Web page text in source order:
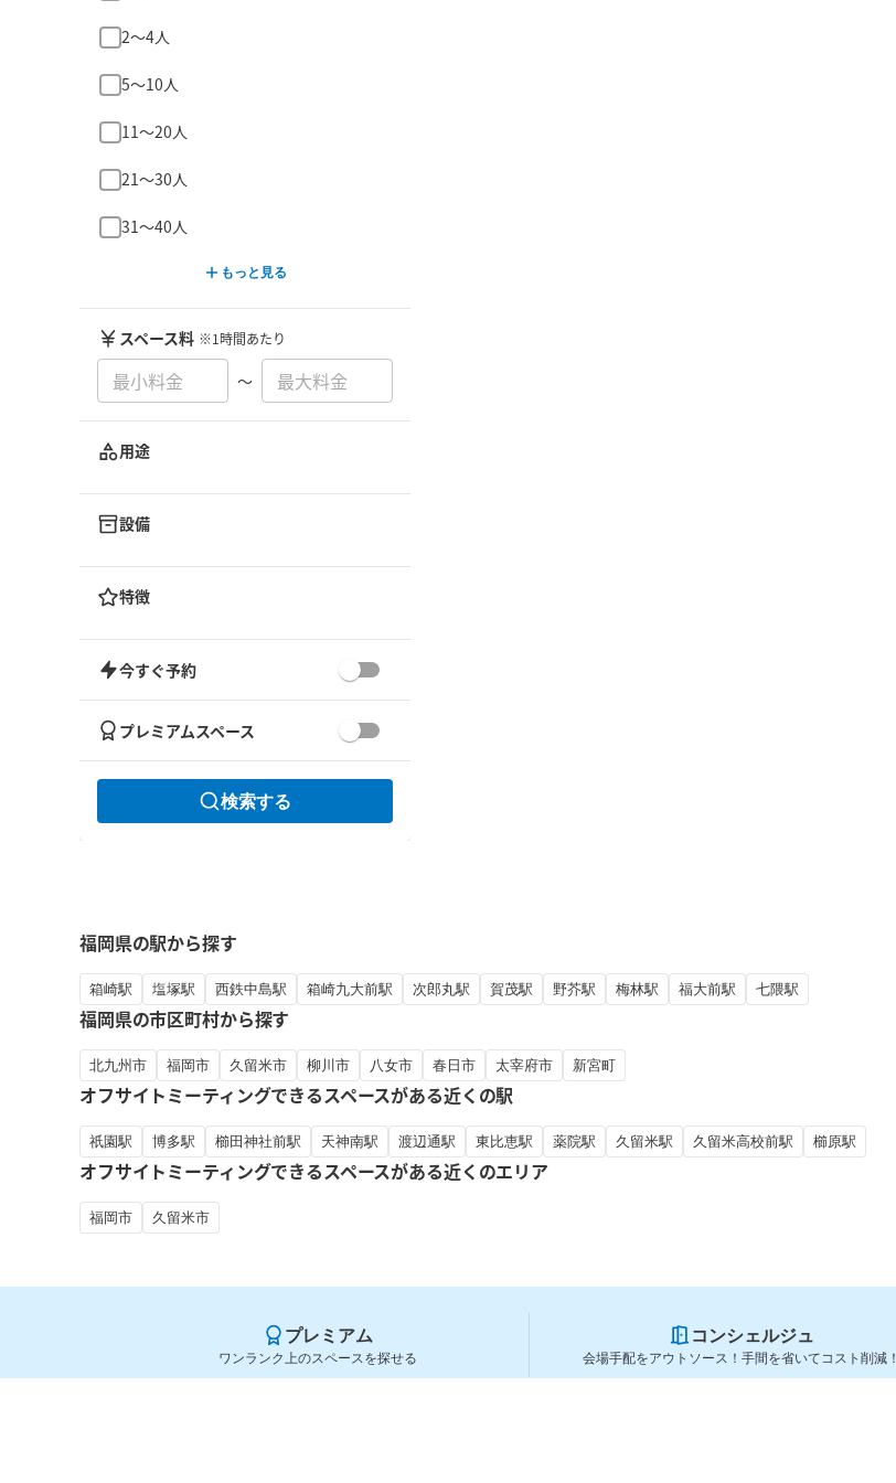
2〜4人
5〜10人
11〜20人
21〜30人
31〜40人
もっと見る
スペース料 ※1時間あたり
〜
用途
設備
特徴
今すぐ予約
プレミアムスペース
検索する
福岡県の駅から探す
箱崎駅 塩塚駅 西鉄中島駅 箱崎九大前駅 次郎丸駅 賀茂駅 野芥駅 梅林駅 福大前駅 七隈駅
福岡県の市区町村から探す
北九州市 福岡市 久留米市 柳川市 八女市 春日市 太宰府市 新宮町
オフサイトミーティングできるスペースがある近くの駅
祇園駅 博多駅 櫛田神社前駅 天神南駅 渡辺通駅 東比恵駅 薬院駅 久留米駅 久留米高校前駅 櫛原駅
オフサイトミーティングできるスペースがある近くのエリア
福岡市 久留米市
プレミアム
ワンランク上のスペースを探せる
コンシェルジュ
会場手配をアウトソース！手間を省いてコスト削減！